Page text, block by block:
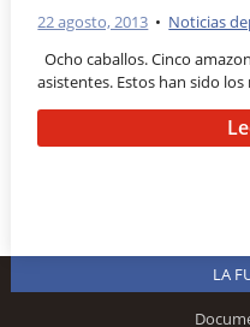
22 agosto, 2013 • Noticias
Ocho caballos. Cinco
asistentes. Estos han sido
LA